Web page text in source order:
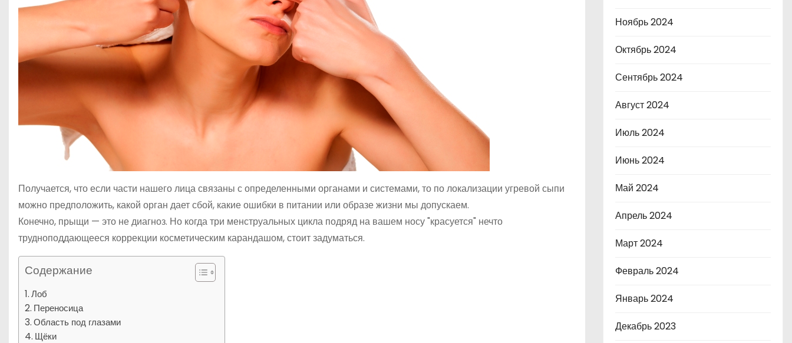
Получается, что если части нашего лица связаны с определенными органами и системами, то по локализации угревой сыпи
можно предположить, какой орган дает сбой, какие ошибки в питании или образе жизни мы допускаем.
Конечно, прыщи — это не диагноз. Но когда три менструальных цикла подряд на вашем носу "красуется" нечто
трудноподдающееся коррекции косметическим карандашом, стоит задуматься.
Содержание
Лоб
Переносица
Область под глазами
Щёки
Ноябрь 2024
Октябрь 2024
Сентябрь 2024
Август 2024
Июль 2024
Июнь 2024
Май 2024
Апрель 2024
Март 2024
Февраль 2024
Январь 2024
Декабрь 2023